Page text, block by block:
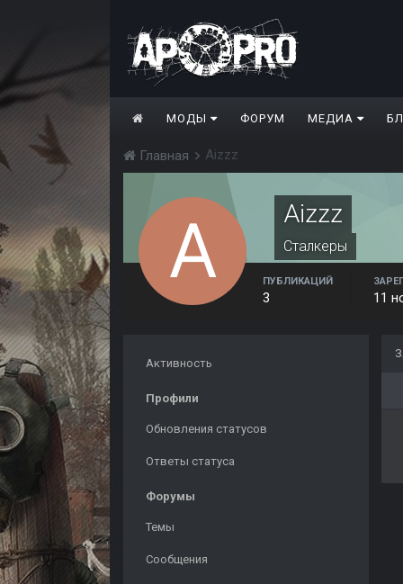
МОДЫ ФОРУМ МЕДИА
Главная Aizzz
Aizzz
Сталкеры
ПУБЛИКАЦИЙ
3 11
Активность
Профили
Обновления статусов
Ответы статуса
Форумы
Темы
Сообщения